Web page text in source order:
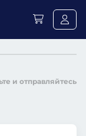
и отправляйтесь